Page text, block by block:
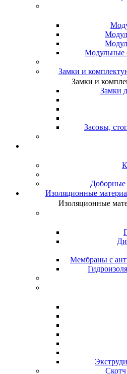
Модульные
Замки и
Замки и
Замки
Засовы,
Доборные
Изоляционные
Изоляционные
Мембраны с